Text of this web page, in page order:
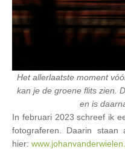
Het allerlaatste moment
kan je de groene flits zien.
en is
In februari 2023 schreef ik
fotograferen. Daarin staan
hier: